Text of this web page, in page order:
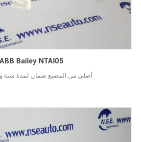
ABB Bailey NTAI05
100% أصلي من المصنع ضمان لمدة سنة